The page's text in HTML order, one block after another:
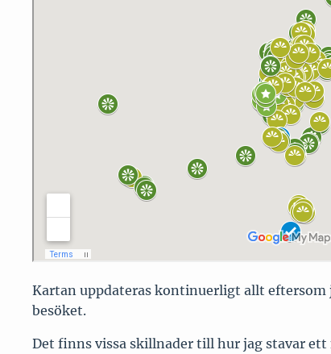
Kartan uppdateras kontinuerligt allt eftersom
besöket.
Det finns vissa skillnader till hur jag stavar ett